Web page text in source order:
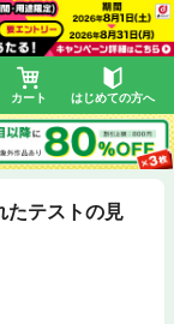
カート はじめての方へ
テストの見